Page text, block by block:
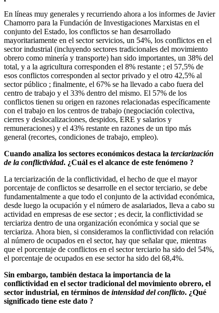
En líneas muy generales y recurriendo ahora a los informes de Javier
Chamorro para la Fundación de Investigaciones Marxistas en el
conjunto del Estado, los conflictos se han desarrollado
mayoritariamente en el sector servicios, un 54%, los conflictos en el
sector industrial (incluyendo sectores tradicionales del movimiento
obrero como minería y transporte) han sido importantes, un 38% del
total, y a la agricultura corresponden el 8% restante ; el 57,5% de
esos conflictos corresponden al sector privado y el otro 42,5% al
sector público ; finalmente, el 67% se ha llevado a cabo fuera del
centro de trabajo y el 33% dentro del mismo. El 57% de los
conflictos tienen su origen en razones relacionadas específicamente
con el trabajo en los centros de trabajo (negociación colectiva,
cierres y deslocalizaciones, despidos, ERE y salarios y
remuneraciones) y el 43% restante en razones de un tipo más
general (recortes, condiciones de trabajo, empleo).
Cuando analiza los sectores económicos destaca la terciarización
de la conflictividad. ¿Cuál es el alcance de este fenómeno ?
La terciarización de la conflictividad, el hecho de que el mayor
porcentaje de conflictos se desarrolle en el sector terciario, se debe
fundamentalmente a que todo el conjunto de la actividad económica,
desde luego la ocupación y el número de asalariados, lleva a cabo su
actividad en empresas de ese sector ; es decir, la conflictividad se
terciariza dentro de una organización económica y social que se
terciariza. Ahora bien, si consideramos la conflictividad con relación
al número de ocupados en el sector, hay que señalar que, mientras
que el porcentaje de conflictos en el sector terciario ha sido del 54%,
el porcentaje de ocupados en ese sector ha sido del 68,4%.
Sin embargo, también destaca la importancia de la
conflictividad en el sector tradicional del movimiento obrero, el
sector industrial, en términos de intensidad del conflicto. ¿Qué
significado tiene este dato ?